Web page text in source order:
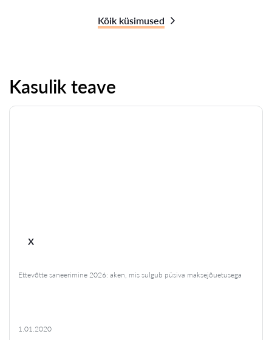
Kõik küsimused
Kasulik teave
x
Ettevõtte saneerimine 2026: aken, mis sulgub püsiva maksejõuetusega
1.01.2020